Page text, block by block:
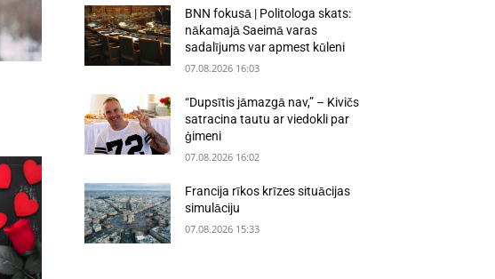
BNN fokusā | Politologa skats:
nākamajā Saeimā varas
sadalījums var apmest kūleni
07.08.2026 16:03
“Dupsītis jāmazgā nav,” – Kivičs
satracina tautu ar viedokli par
ģimeni
07.08.2026 16:02
Francija rīkos krīzes situācijas
simulāciju
07.08.2026 15:33